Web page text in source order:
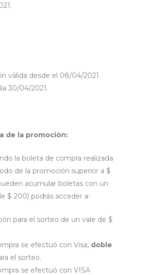
válida desde el 08/04/2021
30/04/2021.
de la promoción:
la boleta de compra realizada
de la promoción superior a $
acumular boletas con un
$ 200) podrás acceder a:
para el sorteo de un vale de $
se efectuó con Visa, doble
el sorteo.
se efectuó con VISA